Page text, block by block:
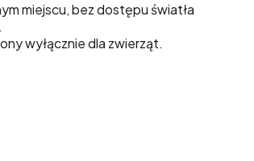
miejscu, bez dostępu światła
wyłącznie dla zwierząt.